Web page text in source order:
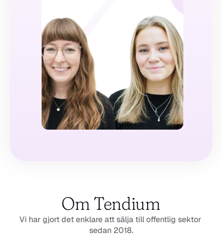
Om Tendium
Vi har gjort det enklare att sälja till offentlig sektor
sedan 2018.